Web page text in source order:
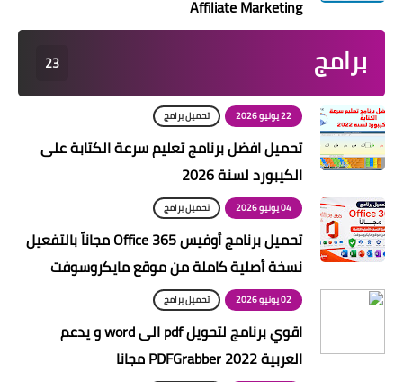
Affiliate Marketing
برامج 23
22 يونيو 2026 تحميل برامج
تحميل افضل برنامج تعليم سرعة الكتابة على
الكيبورد لسنة 2026
04 يونيو 2026 تحميل برامج
تحميل برنامج أوفيس Office 365 مجاناً بالتفعيل
نسخة أصلية كاملة من موقع مايكروسوفت
02 يونيو 2026 تحميل برامج
اقوي برنامج لتحويل pdf الى word و يدعم
العربية PDFGrabber 2022 مجانا